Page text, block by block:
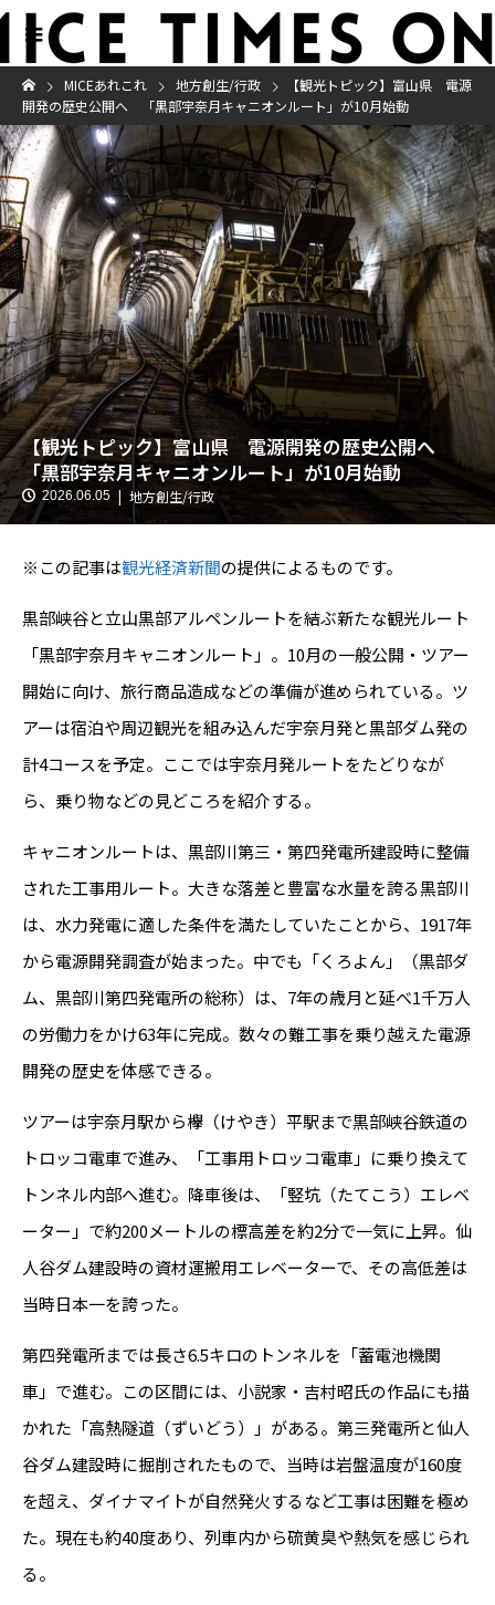
MICEあれこれ 地方創生/行政
【観光トピック】富山県 電源
開発の歴史公開へ 「黒部宇奈月キャニオンルート」が10月始動
【観光トピック】富山県 電源開発の歴史公開へ
「黒部宇奈月キャニオンルート」が10月始動
2026.06.05 地方創生/行政
※この記事は観光経済新聞の提供によるものです。
黒部峡谷と立山黒部アルペンルートを結ぶ新たな観光ルート
「黒部宇奈月キャニオンルート」。10月の一般公開・ツアー
開始に向け、旅行商品造成などの準備が進められている。ツ
アーは宿泊や周辺観光を組み込んだ宇奈月発と黒部ダム発の
計4コースを予定。ここでは宇奈月発ルートをたどりなが
ら、乗り物などの見どころを紹介する。
キャニオンルートは、黒部川第三・第四発電所建設時に整備
された工事用ルート。大きな落差と豊富な水量を誇る黒部川
は、水力発電に適した条件を満たしていたことから、1917年
から電源開発調査が始まった。中でも「くろよん」（黒部ダ
ム、黒部川第四発電所の総称）は、7年の歳月と延べ1千万人
の労働力をかけ63年に完成。数々の難工事を乗り越えた電源
開発の歴史を体感できる。
ツアーは宇奈月駅から欅（けやき）平駅まで黒部峡谷鉄道の
トロッコ電車で進み、「工事用トロッコ電車」に乗り換えて
トンネル内部へ進む。降車後は、「竪坑（たてこう）エレベ
ーター」で約200メートルの標高差を約2分で一気に上昇。仙
人谷ダム建設時の資材運搬用エレベーターで、その高低差は
当時日本一を誇った。
第四発電所までは長さ6.5キロのトンネルを「蓄電池機関
車」で進む。この区間には、小説家・吉村昭氏の作品にも描
かれた「高熱隧道（ずいどう）」がある。第三発電所と仙人
谷ダム建設時に掘削されたもので、当時は岩盤温度が160度
を超え、ダイナマイトが自然発火するなど工事は困難を極め
た。現在も約40度あり、列車内から硫黄臭や熱気を感じられ
る。